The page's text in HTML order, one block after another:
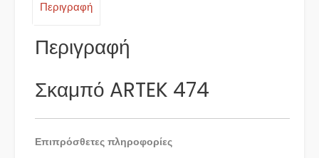
Περιγραφή
Περιγραφή
Σκαμπό ARTEK 474
Επιπρόσθετες πληροφορίες